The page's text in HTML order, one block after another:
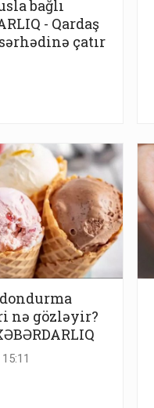
bağlı
- Qardaş
çatır
nə gözləyir?